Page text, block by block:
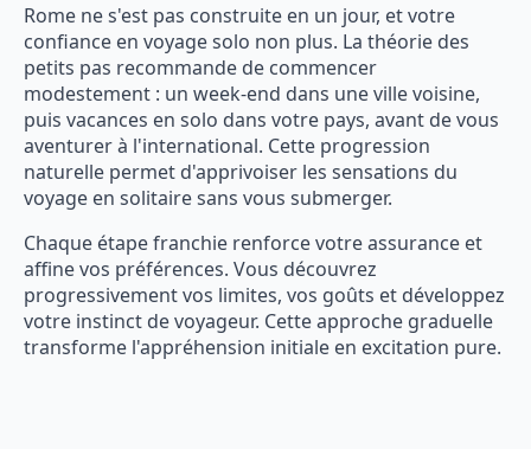
Rome ne s'est pas construite en un jour, et votre
confiance en voyage solo non plus. La théorie des
petits pas recommande de commencer
modestement : un week-end dans une ville voisine,
puis vacances en solo dans votre pays, avant de vous
aventurer à l'international. Cette progression
naturelle permet d'apprivoiser les sensations du
voyage en solitaire sans vous submerger.
Chaque étape franchie renforce votre assurance et
affine vos préférences. Vous découvrez
progressivement vos limites, vos goûts et développez
votre instinct de voyageur. Cette approche graduelle
transforme l'appréhension initiale en excitation pure.